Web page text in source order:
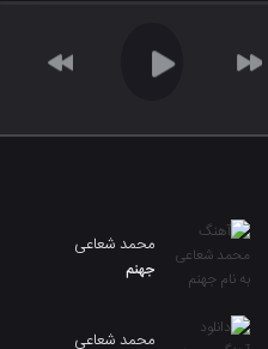
محمد شعاعی
جهنم
محمد شعاعی